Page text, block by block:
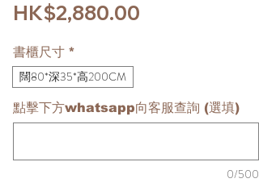
HK$2,880.00
書櫃尺寸 *
闊80*深35*高200CM
點擊下方whatsapp向客服查詢 (選填)
0/500